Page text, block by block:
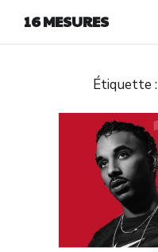
16 MESURES
Étiquette :